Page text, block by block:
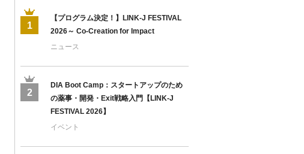
1
【プログラム決定！】LINK-J FESTIVAL
2026～ Co-Creation for Impact
ニュース
2
DIA Boot Camp：スタートアップのため
の薬事・開発・Exit戦略入門【LINK-J
FESTIVAL 2026】
イベント